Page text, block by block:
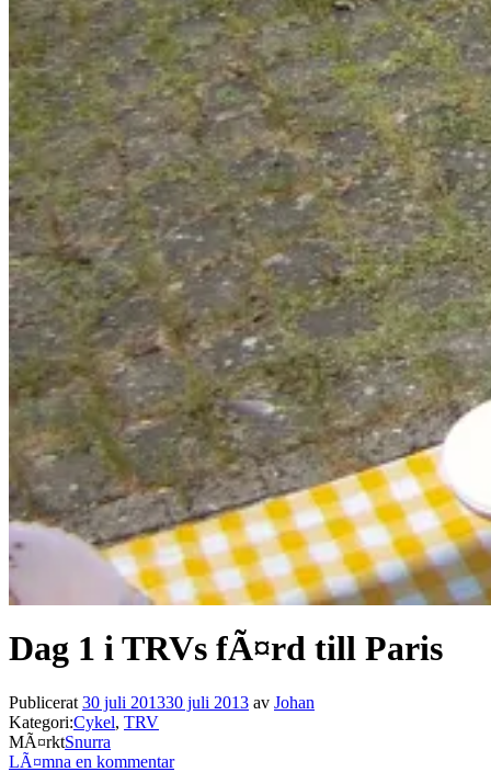
Dag 1 i TRVs fÃ¤rd till Paris
Publicerat 30 juli 201330 juli 2013 av Johan
Kategori:Cykel, TRV
MÃ¤rktSnurra
LÃ¤mna en kommentar